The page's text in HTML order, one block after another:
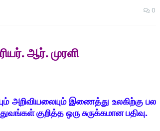
0
ஆர். முரளி
அறிவியலையும் இணைத்து உலகிற்கு பல
குறித்த ஒரு சுருக்கமான பதிவு.